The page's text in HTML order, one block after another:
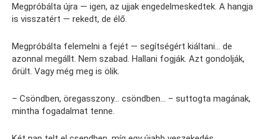
Megpróbálta újra — igen, az ujjak engedelmeskedtek. A hangja
is visszatért — rekedt, de élő.
Megpróbálta felemelni a fejét — segítségért kiáltani… de
azonnal megállt. Nem szabad. Hallani fogják. Azt gondolják,
őrült. Vagy még meg is ölik.
– Csöndben, öregasszony… csöndben… – suttogta magának,
mintha fogadalmat tenne.